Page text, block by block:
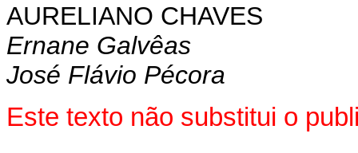
AURELIANO CHAVES
Ernane Galvêas
José Flávio Pécora
Este texto não substitui o